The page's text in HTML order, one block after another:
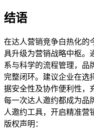
结语
在达人营销竞争白热化的
具升级为营销战略中枢。
系与科学的流程管理，品
完整闭环。建议企业在选
据安全性及协作便利性，
每一次达人邀约都成为品
人邀约工具，开启精准营
版权声明：